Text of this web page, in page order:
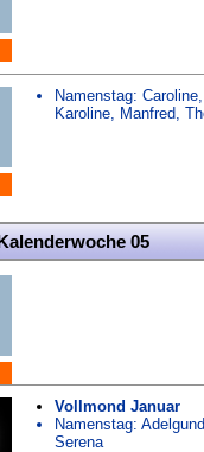
Namenstag: Caroline,
Karoline, Manfred
05
Vollmond Januar
Namenstag:
Serena